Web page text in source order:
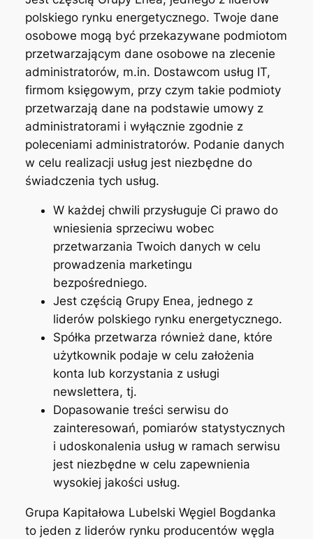
polskiego rynku energetycznego. Twoje dane
osobowe mogą być przekazywane podmiotom
przetwarzającym dane osobowe na zlecenie
administratorów, m.in. Dostawcom usług IT,
firmom księgowym, przy czym takie podmioty
przetwarzają dane na podstawie umowy z
administratorami i wyłącznie zgodnie z
poleceniami administratorów. Podanie danych
w celu realizacji usług jest niezbędne do
świadczenia tych usług.
W każdej chwili przysługuje Ci prawo do
wniesienia sprzeciwu wobec
przetwarzania Twoich danych w celu
prowadzenia marketingu
bezpośredniego.
Jest częścią Grupy Enea, jednego z
liderów polskiego rynku energetycznego.
Spółka przetwarza również dane, które
użytkownik podaje w celu założenia
konta lub korzystania z usługi
newslettera, tj.
Dopasowanie treści serwisu do
zainteresowań, pomiarów statystycznych
i udoskonalenia usług w ramach serwisu
jest niezbędne w celu zapewnienia
wysokiej jakości usług.
Grupa Kapitałowa Lubelski Węgiel Bogdanka
to jeden z liderów rynku producentów węgla